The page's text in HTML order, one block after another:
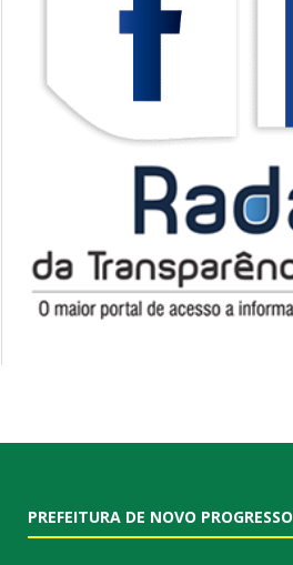
PREFEITURA DE NOVO PROGRESSO